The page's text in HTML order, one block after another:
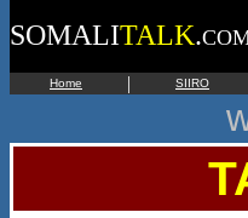
SOMALITALK.
Home | SIIRO